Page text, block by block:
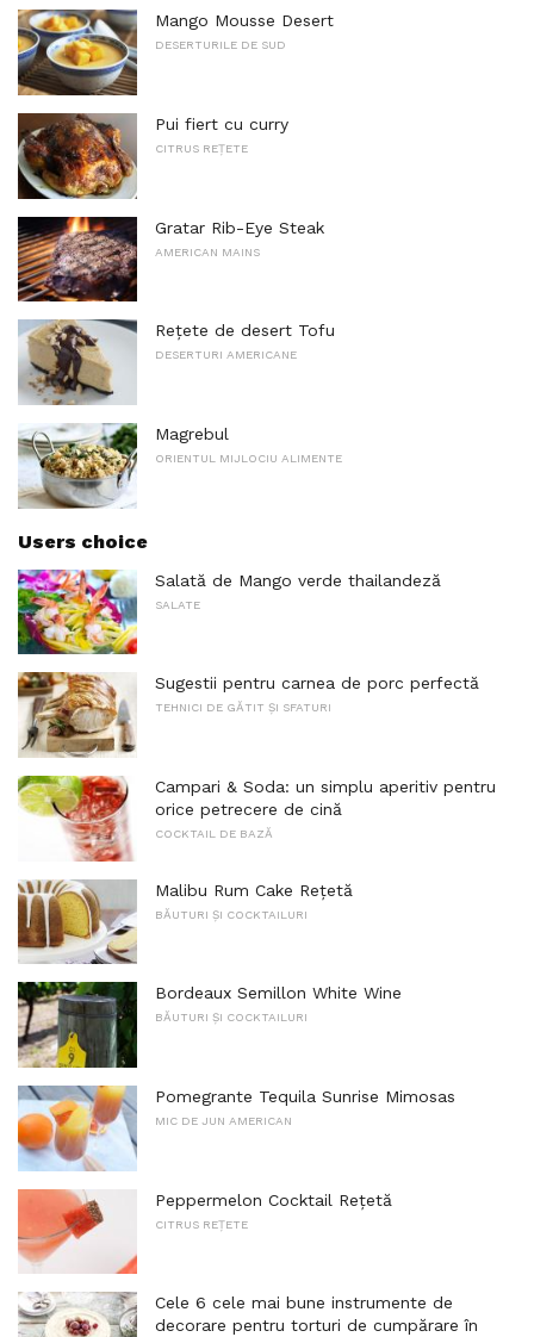
Mango Mousse Desert
DESERTURILE DE SUD
Pui fiert cu curry
CITRUS REȚETE
Gratar Rib-Eye Steak
AMERICAN MAINS
Rețete de desert Tofu
DESERTURI AMERICANE
Magrebul
ORIENTUL MIJLOCIU ALIMENTE
Users choice
Salată de Mango verde thailandeză
SALATE
Sugestii pentru carnea de porc perfectă
TEHNICI DE GĂTIT ȘI SFATURI
Campari & Soda: un simplu aperitiv pentru
orice petrecere de cină
COCKTAIL DE BAZĂ
Malibu Rum Cake Rețetă
BĂUTURI ȘI COCKTAILURI
Bordeaux Semillon White Wine
BĂUTURI ȘI COCKTAILURI
Pomegrante Tequila Sunrise Mimosas
MIC DE JUN AMERICAN
Peppermelon Cocktail Rețetă
CITRUS REȚETE
Cele 6 cele mai bune instrumente de
decorare pentru torturi de cumpărare în